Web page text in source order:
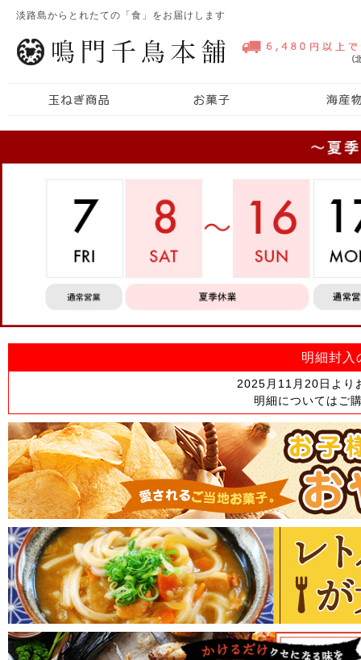
淡路島からとれたての「食」をお届けします
明細封入
2025月11月20日より
明細についてはご